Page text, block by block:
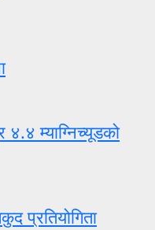
४.४ म्याग्निच्यूडको
प्रतियोगिता